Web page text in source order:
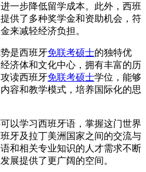
一步降低留学成本。此外，西班
供了多种奖学金和资助机会，符
来减轻经济负担。
是西班牙免联考硕士的独特优
济体和文化中心，拥有丰富的历
读西班牙免联考硕士学位，能够
容和教学模式，培养国际化的思
以学习西班牙语，掌握这门世界
牙及拉丁美洲国家之间的交流与
和相关专业知识的人才需求不断
展提供了更广阔的空间。